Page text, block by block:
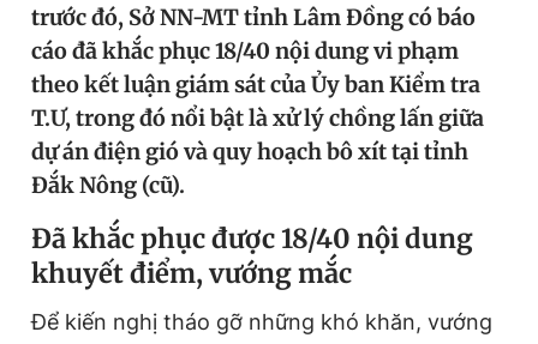
Video Magazine
Sản phẩm khác
Tiện ích Bạn cần biết
Thông tin tòa soạn Liên hệ quảng cáo
trước đó, Sở NN-MT tỉnh Lâm Đồng có báo
cáo đã khắc phục 18/40 nội dung vi phạm
theo kết luận giám sát của Ủy ban Kiểm tra
T.Ư, trong đó nổi bật là xử lý chồng lấn giữa
dự án điện gió và quy hoạch bô xít tại tỉnh
Đắk Nông (cũ).
Đã khắc phục được 18/40 nội dung
khuyết điểm, vướng mắc
Để kiến nghị tháo gỡ những khó khăn, vướng